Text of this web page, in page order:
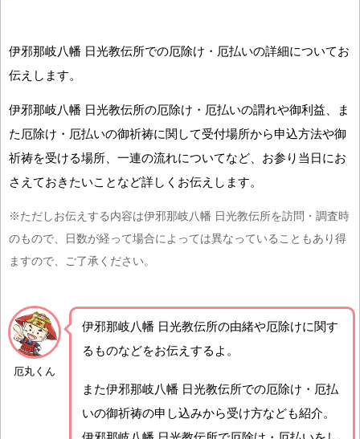
伊邪那岐八幡 日光教伝所での厄除け・厄払いの詳細についてお
伝えします。
伊邪那岐八幡 日光教伝所の厄除け・厄払いの謂れや御利益、ま
た厄除け・厄払いの御祈祷に関して受付場所から申込方法や御
祈祷を受ける場所、一連の流れについてなど、お参り当日にお
さえておきたいことなど詳しくお伝えします。
※ただしお伝えする内容は伊邪那岐八幡 日光教伝所を訪問・調査時
のもので、日数が経って場合によっては異なっていることもあり得
ますので、ご了承ください。
厄丸くん
伊邪那岐八幡 日光教伝所の由緒や厄除けに関す
るものなどをお伝えするよ。
また伊邪那岐八幡 日光教伝所での厄除け・厄払
いの御祈祷の申し込みから受け方なども紹介。